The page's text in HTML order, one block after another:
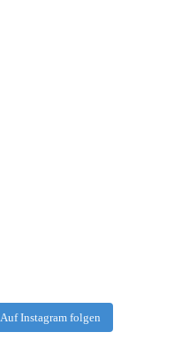
Auf Instagram folgen